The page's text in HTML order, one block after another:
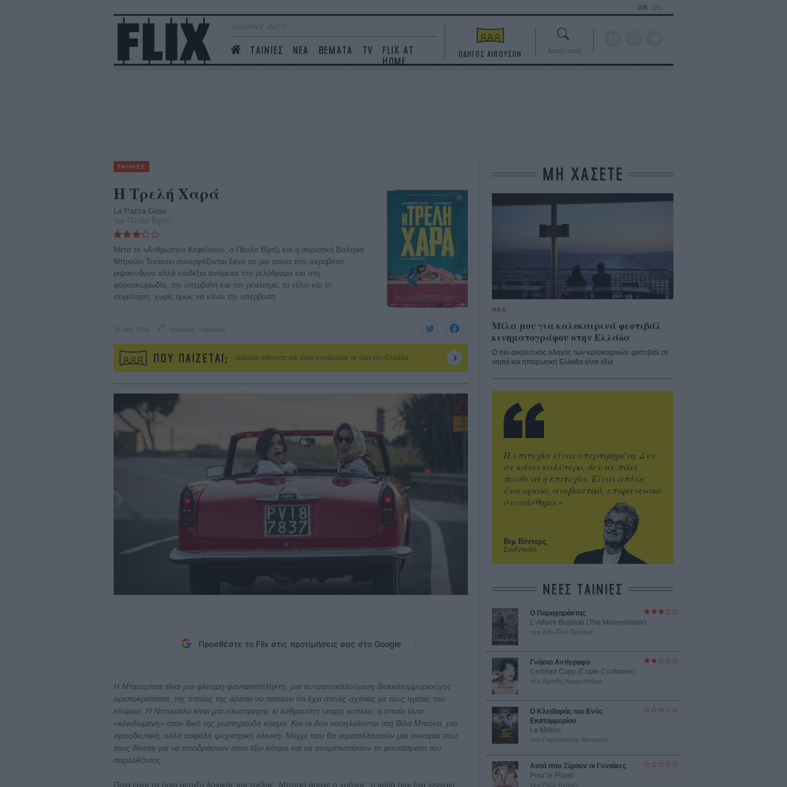
summer days
ΤΑΙΝΙΕΣ ΝΕΑ ΘΕΜΑΤΑ TV
FLIX AT
HOME
GR EN
ΟΔΗΓΟΣ ΑΙΘΟΥΣΩΝ Αναζήτηση
ΤΑΙΝΙΕΣ
Η Τρελή Χαρά
La Pazza Gioia
του Πάολο Βίρτζι
Μετά το «Ανθρώπινο Κεφάλαιο», ο Πάολο Βίρτζι και η σαρωτική Βαλέρια
Μπρούνι Τεντέσκι συνεργάζονται ξανά σε μια ταινία που ακροβατεί
ριψοκίνδυνα αλλά επιδέξια ανάμεσα στο μελόδραμα και στη
φαρσοκωμωδία, την υπερβολή και τον ρεαλισμό, το γέλιο και τη
συγκίνηση, χωρίς όμως να κάνει την υπέρβαση.
15 Νοέ 2016 Θανάσης Πατσαβός
ΠΟΥ ΠΑΙΖΕΤΑΙ; Διάλεξε αίθουσα και ώρα προβολών σε όλη την Ελλάδα
Προσθέστε το Flix στις προτιμήσεις σας στο Google
Η Μπεατρίτσε είναι μια φλύαρη φαντασιόπληκτη, μια αυτοαποκαλούμενη δισεκατομμυριούχος
αριστοκράτισσα, της οποίας της αρέσει να πιστεύει ότι έχει στενές σχέσεις με τους ηγέτες του
κόσμου. Η Ντονατέλα είναι μια εσωστρεφής κι εύθραυστη νεαρή κοπέλα, η οποία είναι
«κλειδωμένη» στον δικό της μυστηριώδη κόσμο. Και οι δύο νοσηλεύονται στη Βίλα Μπιόντι, μια
προοδευτική, αλλά ασφαλή ψυχιατρική κλινική. Μέχρι που θα εκμεταλλευτούν μια ευκαιρία που
τους δίνεται για να αποδράσουν στον έξω κόσμο και να αντιμετωπίσουν τα φαντάσματα του
παρελθόντος.
Ποια είναι τα όρια μεταξύ λογικής και τρέλας; Μπορεί άραγε ο χρόνος, η φιλία (και ένα γενναίο
ΜΗ ΧΑΣΕΤΕ
ΝΕΑ
Μίλα μου για καλοκαιρινά φεστιβάλ
κινηματογράφου στην Ελλάδα
Ο πιο αναλυτικός οδηγός των καλοκαιρινών φεστιβάλ σε
νησιά και ηπειρωτική Ελλάδα είναι εδώ
Βιμ Βέντερς
Συνέντευξη
Η επιτυχία είναι υπερτιμημένη. Δεν
σε κάνει καλύτερο, δεν σε πάει
πουθενά η επιτυχία. Είναι απλώς
ένα ωραίο, ανεβαστικό, επιφανειακό
συναίσθημα.»
ΝΕΕΣ ΤΑΙΝΙΕΣ
Ο Παραχαράκτης
L’ Affaire Bojarski (The Moneymaker)
του Ζαν-Πολ Σαλομέ
Γνήσιο Αντίγραφο
Certified Copy (Copie Conforme)
του Αμπάς Κιαροστάμι
Ο Κλειδαράς του Ενός
Εκατομμυρίου
Le Million
του Γκρεγκουάρ Βινιερόν
Αυτό που Ξέρουν οι Γυναίκες
Pour le Plaisir
του Ρεέμ Κερισί